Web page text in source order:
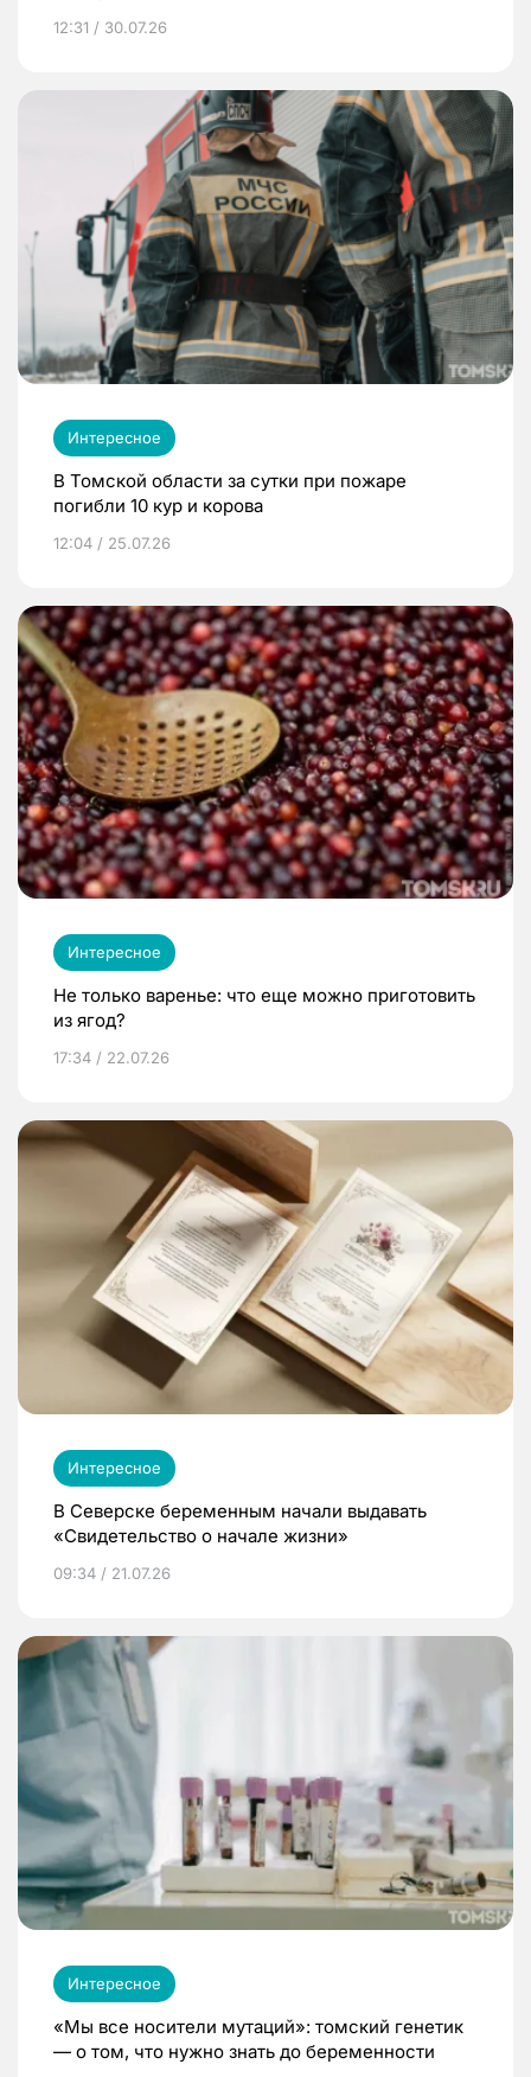
12:31 / 30.07.26
Интересное
В Томской области за сутки при пожаре
погибли 10 кур и корова
12:04 / 25.07.26
Интересное
Не только варенье: что еще можно приготовить
из ягод?
17:34 / 22.07.26
Интересное
В Северске беременным начали выдавать
«Свидетельство о начале жизни»
09:34 / 21.07.26
Интересное
«Мы все носители мутаций»: томский генетик
— о том, что нужно знать до беременности